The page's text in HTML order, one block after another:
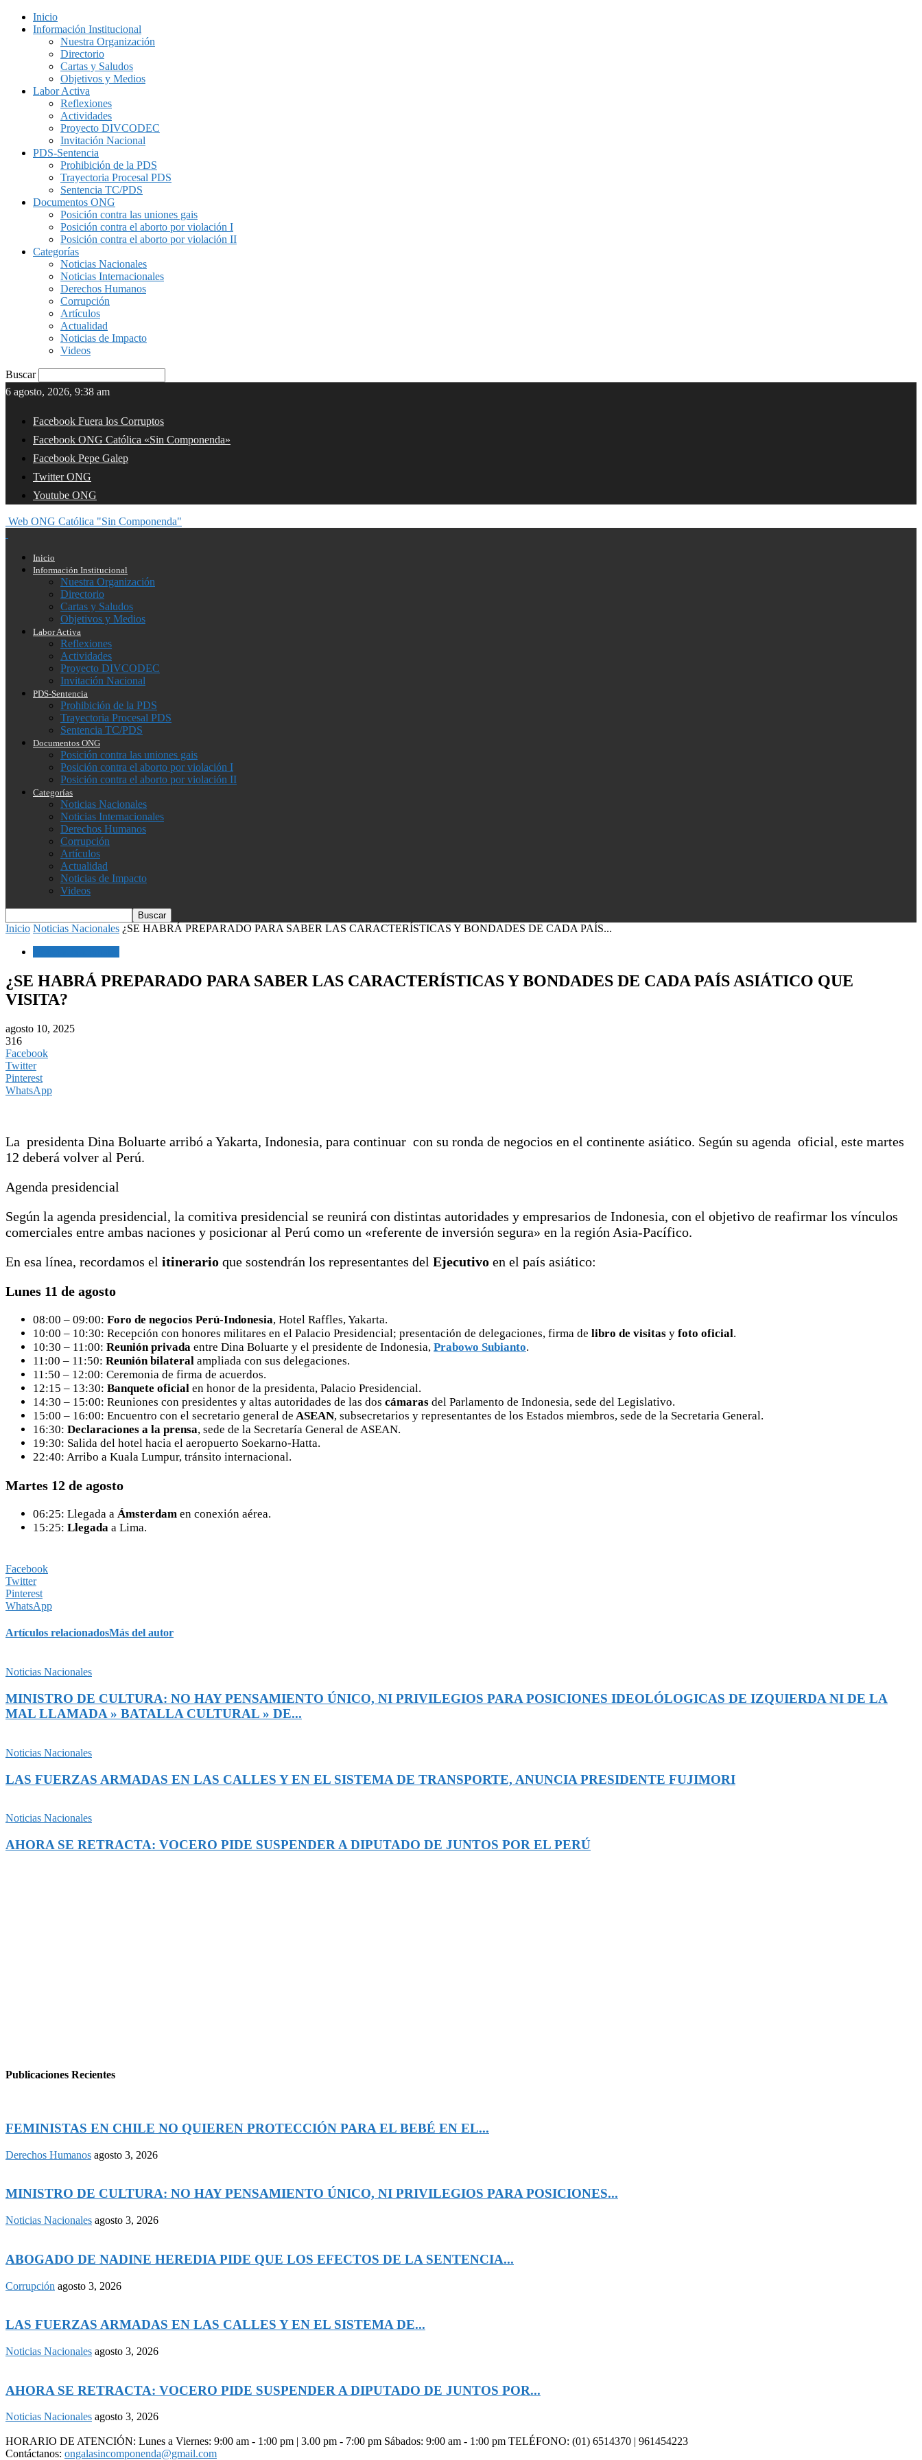
Inicio
Información Institucional
Nuestra Organización
Directorio
Cartas y Saludos
Objetivos y Medios
Labor Activa
Reflexiones
Actividades
Proyecto DIVCODEC
Invitación Nacional
PDS-Sentencia
Prohibición de la PDS
Trayectoria Procesal PDS
Sentencia TC/PDS
Documentos ONG
Posición contra las uniones gais
Posición contra el aborto por violación I
Posición contra el aborto por violación II
Categorías
Noticias Nacionales
Noticias Internacionales
Derechos Humanos
Corrupción
Artículos
Actualidad
Noticias de Impacto
Videos
Buscar
6 agosto, 2026, 9:38 am
Facebook Fuera los Corruptos
Facebook ONG Católica «Sin Componenda»
Facebook Pepe Galep
Twitter ONG
Youtube ONG
Web ONG Católica "Sin Componenda"
Inicio
Información Institucional
Nuestra Organización
Directorio
Cartas y Saludos
Objetivos y Medios
Labor Activa
Reflexiones
Actividades
Proyecto DIVCODEC
Invitación Nacional
PDS-Sentencia
Prohibición de la PDS
Trayectoria Procesal PDS
Sentencia TC/PDS
Documentos ONG
Posición contra las uniones gais
Posición contra el aborto por violación I
Posición contra el aborto por violación II
Categorías
Noticias Nacionales
Noticias Internacionales
Derechos Humanos
Corrupción
Artículos
Actualidad
Noticias de Impacto
Videos
Inicio Noticias Nacionales ¿SE HABRÁ PREPARADO PARA SABER LAS CARACTERÍSTICAS Y BONDADES DE CADA PAÍS...
¿SE HABRÁ PREPARADO PARA SABER LAS CARACTERÍSTICAS Y BONDADES DE CADA PAÍS ASIÁTICO QUE
VISITA?
agosto 10, 2025
316
Facebook
Twitter
Pinterest
WhatsApp
La presidenta Dina Boluarte arribó a Yakarta, Indonesia, para continuar con su ronda de negocios en el continente asiático. Según su agenda oficial, este martes
12 deberá volver al Perú.
Agenda presidencial
Según la agenda presidencial, la comitiva presidencial se reunirá con distintas autoridades y empresarios de Indonesia, con el objetivo de reafirmar los vínculos
comerciales entre ambas naciones y posicionar al Perú como un «referente de inversión segura» en la región Asia-Pacífico.
En esa línea, recordamos el itinerario que sostendrán los representantes del Ejecutivo en el país asiático:
Lunes 11 de agosto
08:00 – 09:00: Foro de negocios Perú-Indonesia, Hotel Raffles, Yakarta.
10:00 – 10:30: Recepción con honores militares en el Palacio Presidencial; presentación de delegaciones, firma de libro de visitas y foto oficial.
10:30 – 11:00: Reunión privada entre Dina Boluarte y el presidente de Indonesia, Prabowo Subianto.
11:00 – 11:50: Reunión bilateral ampliada con sus delegaciones.
11:50 – 12:00: Ceremonia de firma de acuerdos.
12:15 – 13:30: Banquete oficial en honor de la presidenta, Palacio Presidencial.
14:30 – 15:00: Reuniones con presidentes y altas autoridades de las dos cámaras del Parlamento de Indonesia, sede del Legislativo.
15:00 – 16:00: Encuentro con el secretario general de ASEAN, subsecretarios y representantes de los Estados miembros, sede de la Secretaria General.
16:30: Declaraciones a la prensa, sede de la Secretaría General de ASEAN.
19:30: Salida del hotel hacia el aeropuerto Soekarno-Hatta.
22:40: Arribo a Kuala Lumpur, tránsito internacional.
Martes 12 de agosto
06:25: Llegada a Ámsterdam en conexión aérea.
15:25: Llegada a Lima.
Facebook
Twitter
Pinterest
WhatsApp
Artículos relacionadosMás del autor
Noticias Nacionales
MINISTRO DE CULTURA: NO HAY PENSAMIENTO ÚNICO, NI PRIVILEGIOS PARA POSICIONES IDEOLÓLOGICAS DE IZQUIERDA NI DE LA
MAL LLAMADA » BATALLA CULTURAL » DE...
Noticias Nacionales
LAS FUERZAS ARMADAS EN LAS CALLES Y EN EL SISTEMA DE TRANSPORTE, ANUNCIA PRESIDENTE FUJIMORI
Noticias Nacionales
AHORA SE RETRACTA: VOCERO PIDE SUSPENDER A DIPUTADO DE JUNTOS POR EL PERÚ
Publicaciones Recientes
FEMINISTAS EN CHILE NO QUIEREN PROTECCIÓN PARA EL BEBÉ EN EL...
Derechos Humanos agosto 3, 2026
MINISTRO DE CULTURA: NO HAY PENSAMIENTO ÚNICO, NI PRIVILEGIOS PARA POSICIONES...
Noticias Nacionales agosto 3, 2026
ABOGADO DE NADINE HEREDIA PIDE QUE LOS EFECTOS DE LA SENTENCIA...
Corrupción agosto 3, 2026
LAS FUERZAS ARMADAS EN LAS CALLES Y EN EL SISTEMA DE...
Noticias Nacionales agosto 3, 2026
AHORA SE RETRACTA: VOCERO PIDE SUSPENDER A DIPUTADO DE JUNTOS POR...
Noticias Nacionales agosto 3, 2026
HORARIO DE ATENCIÓN: Lunes a Viernes: 9:00 am - 1:00 pm | 3.00 pm - 7:00 pm Sábados: 9:00 am - 1:00 pm TELÉFONO: (01) 6514370 | 961454223
Contáctanos: ongalasincomponenda@gmail.com